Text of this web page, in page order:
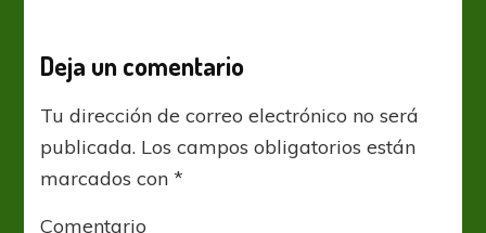
Deja un comentario
Tu dirección de correo electrónico no será
publicada. Los campos obligatorios están
marcados con*
Comentario